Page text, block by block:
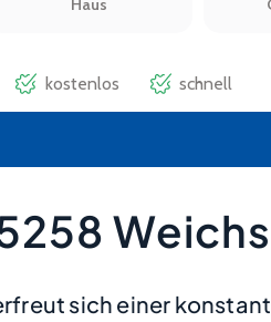
sich einer